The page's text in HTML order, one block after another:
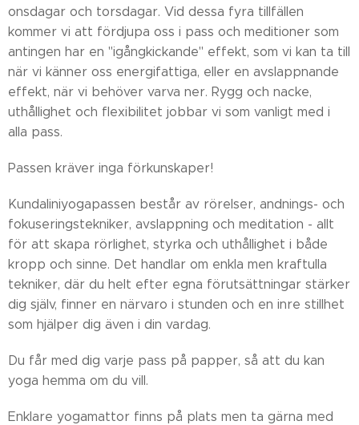
onsdagar och torsdagar. Vid dessa fyra tillfällen
kommer vi att fördjupa oss i pass och meditioner som
antingen har en "igångkickande" effekt, som vi kan ta till
när vi känner oss energifattiga, eller en avslappnande
effekt, när vi behöver varva ner. Rygg och nacke,
uthållighet och flexibilitet jobbar vi som vanligt med i
alla pass.
Passen kräver inga förkunskaper!
Kundaliniyogapassen består av rörelser, andnings- och
fokuseringstekniker, avslappning och meditation - allt
för att skapa rörlighet, styrka och uthållighet i både
kropp och sinne. Det handlar om enkla men kraftulla
tekniker, där du helt efter egna förutsättningar stärker
dig själv, finner en närvaro i stunden och en inre stillhet
som hjälper dig även i din vardag.
Du får med dig varje pass på papper, så att du kan
yoga hemma om du vill.
Enklare yogamattor finns på plats men ta gärna med